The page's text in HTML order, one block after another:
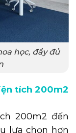
học, đầy đủ
tích 200m2
200m2 đến
lựa chọn hơn